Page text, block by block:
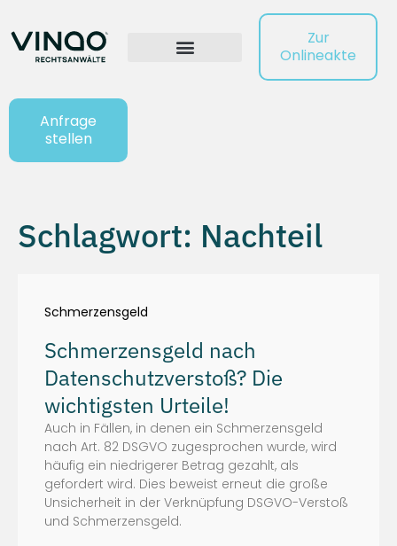
Zur
Onlineakte
Anfrage
stellen
Schlagwort: Nachteil
Schmerzensgeld
Schmerzensgeld nach
Datenschutzverstoß? Die
wichtigsten Urteile!
Auch in Fällen, in denen ein Schmerzensgeld
nach Art. 82 DSGVO zugesprochen wurde, wird
häufig ein niedrigerer Betrag gezahlt, als
gefordert wird. Dies beweist erneut die große
Unsicherheit in der Verknüpfung DSGVO-Verstoß
und Schmerzensgeld.